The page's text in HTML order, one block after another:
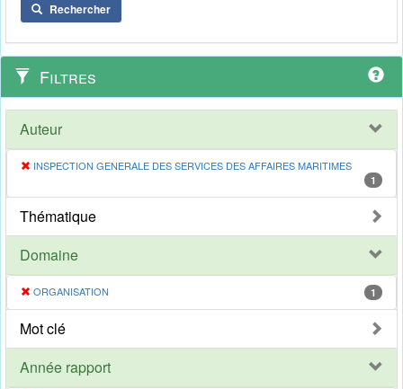
Rechercher
Filtres
Auteur
INSPECTION GENERALE DES SERVICES DES AFFAIRES MARITIMES
1
Thématique
Domaine
ORGANISATION 1
Mot clé
Année rapport